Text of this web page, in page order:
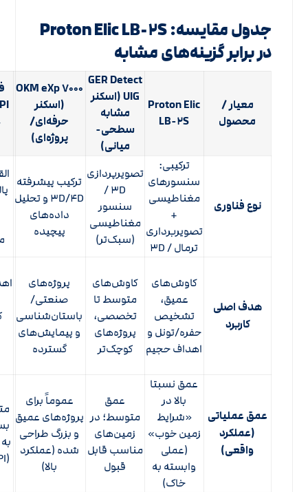
جدول مقایسه: Proton Elic LB-۲S
در برابر گزینه‌های مشابه
معیار /
محصول
Proton Elic
LB-۲S
GER Detect
UIG (اسکنر
مشابه
سطحی-
میانی)
OKM eXp ۷۰۰۰
(اسکنر
حرفه‌ای/
پروژه‌ای)
نوع فناوری
ترکیبی:
سنسورهای
مغناطیسی
+
تصویربرداری
ترمال / ۳D
تصویرپردازی
۳D /
سنسور
مغناطیسی
(سبک‌تر)
ترکیب پیشرفته
۳D/۴D و تحلیل
داده‌های
پیچیده
هدف اصلی
کاربرد
کاوش‌های
عمیق،
تشخیص
حفره/تونل و
اهداف حجیم
کاوش‌های
متوسط تا
تخصصی،
پروژه‌های
کوچک‌تر
پروژه‌های
صنعتی/
باستان‌شناسی
و پیمایش‌های
گسترده
عمق عملیاتی
(عملکرد
واقعی)
عمق نسبتا
بالا در
«شرایط
زمین خوب»
(عملی
وابسته به
خاک)
عمق
متوسط؛ در
زمین‌های
مناسب قابل
قبول
عموماً برای
پروژه‌های عمیق
و بزرگ طراحی
شده (عملکرد
بالا)